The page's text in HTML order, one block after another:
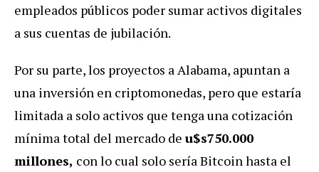
empleados públicos poder sumar activos digitales
a sus cuentas de jubilación.
Por su parte, los proyectos a Alabama, apuntan a
una inversión en criptomonedas, pero que estaría
limitada a solo activos que tenga una cotización
mínima total del mercado de u$s750.000
millones, con lo cual solo sería Bitcoin hasta el